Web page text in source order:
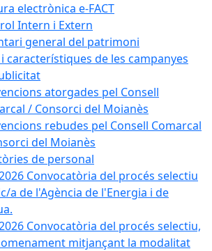
electrònica e-FACT
Intern i Extern
general del patrimoni
característiques de les campanyes
atorgades pel Consell
/ Consorci del Moianès
rebudes pel Consell Comarcal
del Moianès
de personal
Convocatòria del procés selectiu
a de l'Agència de l'Energia i de
Convocatòria del procés selectiu,
mitjançant la modalitat